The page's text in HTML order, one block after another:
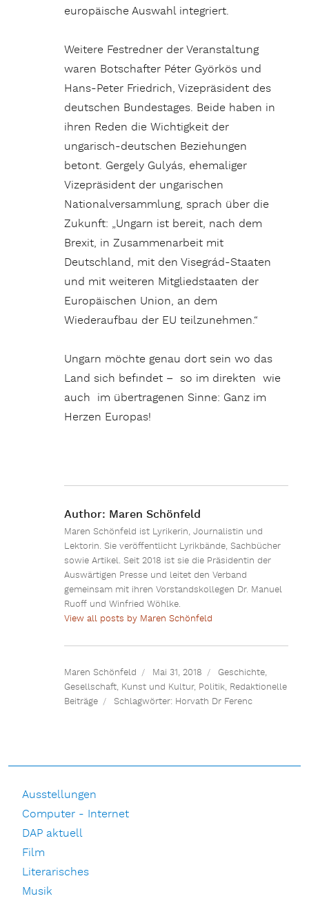
europäische Auswahl integriert.
Weitere Festredner der Veranstaltung
waren Botschafter Péter Györkös und
Hans-Peter Friedrich, Vizepräsident des
deutschen Bundestages. Beide haben in
ihren Reden die Wichtigkeit der
ungarisch-deutschen Beziehungen
betont. Gergely Gulyás, ehemaliger
Vizepräsident der ungarischen
Nationalversammlung, sprach über die
Zukunft: „Ungarn ist bereit, nach dem
Brexit, in Zusammenarbeit mit
Deutschland, mit den Visegrád-Staaten
und mit weiteren Mitgliedstaaten der
Europäischen Union, an dem
Wiederaufbau der EU teilzunehmen.“
Ungarn möchte genau dort sein wo das
Land sich befindet – so im direkten wie
auch im übertragenen Sinne: Ganz im
Herzen Europas!
Author: Maren Schönfeld
Maren Schönfeld ist Lyrikerin, Journalistin und
Lektorin. Sie veröffentlicht Lyrikbände, Sachbücher
sowie Artikel. Seit 2018 ist sie die Präsidentin der
Auswärtigen Presse und leitet den Verband
gemeinsam mit ihren Vorstandskollegen Dr. Manuel
Ruoff und Winfried Wöhlke.
View all posts by Maren Schönfeld
Maren Schönfeld Mai 31, 2018 Geschichte,
Gesellschaft, Kunst und Kultur, Politik, Redaktionelle
Beiträge
Schlagwörter: Horvath Dr Ferenc
Ausstellungen
Computer - Internet
DAP aktuell
Film
Literarisches
Musik